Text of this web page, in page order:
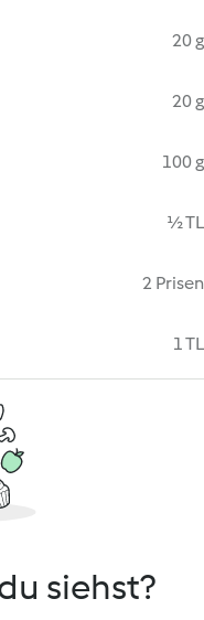
20 g
20 g
100 g
½ TL
2 Prisen
1 TL
siehst?